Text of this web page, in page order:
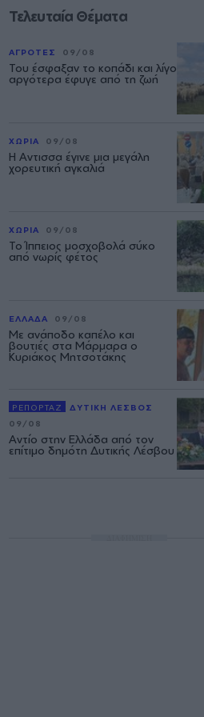
Τελευταία Θέματα
ΑΓΡΟΤΕΣ 09/08
Του έσφαξαν το κοπάδι και λίγο
αργότερα έφυγε από τη ζωή
ΧΩΡΙΑ 09/08
Η Αντισσα έγινε μια μεγάλη
χορευτική αγκαλιά
ΧΩΡΙΑ 09/08
Το Ίππειος μοσχοβολά σύκο
από νωρίς φέτος
ΕΛΛΑΔΑ 09/08
Με ανάποδο καπέλο και
βουτιές στα Μάρμαρα ο
Κυριάκος Μητσοτάκης
ΡΕΠΟΡΤΑΖ
ΔΥΤΙΚΗ ΛΕΣΒΟΣ
09/08
Αντίο στην Ελλάδα από τον
επίτιμο δημότη Δυτικής Λέσβου